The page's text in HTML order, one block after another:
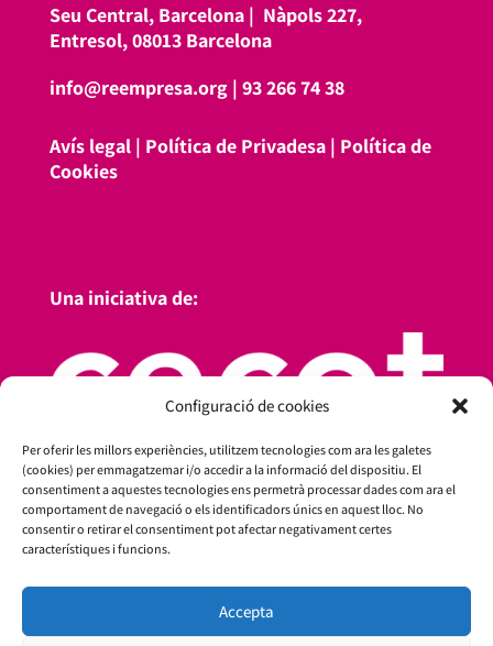
Configuració de cookies
Per oferir les millors experiències, utilitzem tecnologies com ara les galetes
(cookies) per emmagatzemar i/o accedir a la informació del dispositiu. El
consentiment a aquestes tecnologies ens permetrà processar dades com ara el
comportament de navegació o els identificadors únics en aquest lloc. No
consentir o retirar el consentiment pot afectar negativament certes
característiques i funcions.
Accepta
Seu Central, Barcelona | Nàpols 227,
Entresol, 08013 Barcelona
info@reempresa.org| 93 266 74 38
Avís legal| Política de Privadesa| Política de
Cookies
Una iniciativa de: